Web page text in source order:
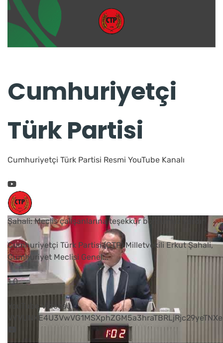
Cumhuriyetçi
Türk Partisi
Cumhuriyetçi Türk Partisi Resmi YouTube Kanalı
Şahali: Meclis çalışanlarına teşekkür borcumuz vardır
Cumhuriyetçi Türk Partisi (CTP) Milletvekili Erkut Şahali,
Cumhuriyet Meclisi Genel...
1 0
YouTube Videosu